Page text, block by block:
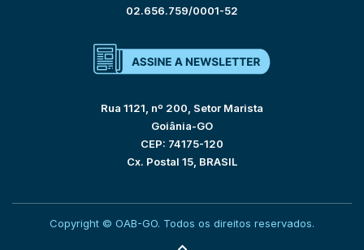
02.656.759/0001-52
Rua 1121, nº 200, Setor Marista
Goiânia-GO
CEP: 74175-120
Cx. Postal 15, BRASIL
Copyright © OAB-GO. Todos os direitos reservados.